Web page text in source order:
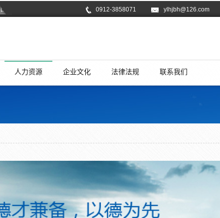
列宣传活动颁奖仪式 生态环境部发布2018年环境日主题：美丽中国，我是
ylhjbh@126.com
0912-3858071
人力资源 企业文化 法律法规 联系我们